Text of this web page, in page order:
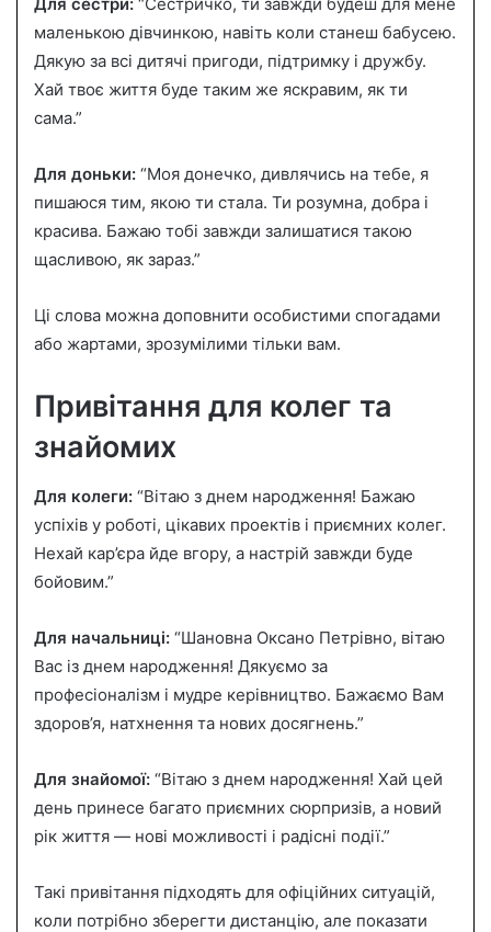
Для сестри: “Сестричко, ти завжди будеш для мене
маленькою дівчинкою, навіть коли станеш бабусею.
Дякую за всі дитячі пригоди, підтримку і дружбу.
Хай твоє життя буде таким же яскравим, як ти
сама.”
Для доньки: “Моя донечко, дивлячись на тебе, я
пишаюся тим, якою ти стала. Ти розумна, добра і
красива. Бажаю тобі завжди залишатися такою
щасливою, як зараз.”
Ці слова можна доповнити особистими спогадами
або жартами, зрозумілими тільки вам.
Привітання для колег та
знайомих
Для колеги: “Вітаю з днем народження! Бажаю
успіхів у роботі, цікавих проектів і приємних колег.
Нехай кар’єра йде вгору, а настрій завжди буде
бойовим.”
Для начальниці: “Шановна Оксано Петрівно, вітаю
Вас із днем народження! Дякуємо за
професіоналізм і мудре керівництво. Бажаємо Вам
здоров’я, натхнення та нових досягнень.”
Для знайомої: “Вітаю з днем народження! Хай цей
день принесе багато приємних сюрпризів, а новий
рік життя — нові можливості і радісні події.”
Такі привітання підходять для офіційних ситуацій,
коли потрібно зберегти дистанцію, але показати